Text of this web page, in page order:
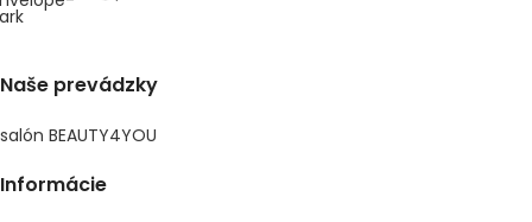
Naše prevádzky
salón BEAUTY4YOU
Informácie